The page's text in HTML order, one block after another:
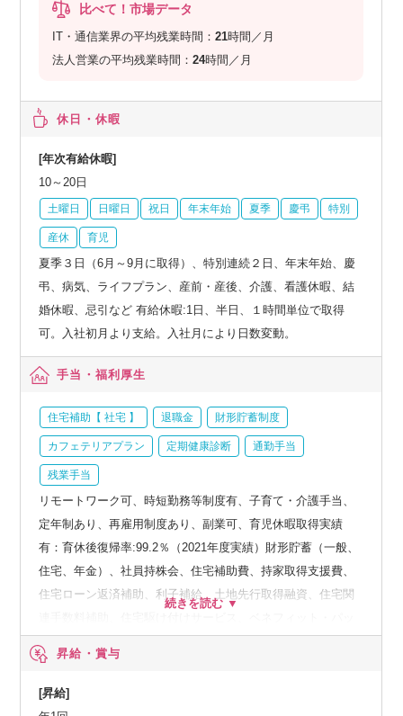
比べて！市場データ
IT・通信業界の平均残業時間：21時間／月
法人営業の平均残業時間：24時間／月
休日・休暇
[年次有給休暇]
10～20日
土曜日 日曜日 祝日 年末年始 夏季 慶弔 特別
産休 育児
夏季３日（6月～9月に取得）、特別連続２日、年末年始、慶
弔、病気、ライフプラン、産前・産後、介護、看護休暇、結
婚休暇、忌引など 有給休暇:1日、半日、１時間単位で取得
可。入社初月より支給。入社月により日数変動。
手当・福利厚生
住宅補助【 社宅 】 退職金 財形貯蓄制度
カフェテリアプラン 定期健康診断 通勤手当
残業手当
リモートワーク可、時短勤務等制度有、子育て・介護手当、
定年制あり、再雇用制度あり、副業可、育児休暇取得実績
有：育休後復帰率:99.2％（2021年度実績）財形貯蓄（一般、
住宅、年金）、社員持株会、住宅補助費、持家取得支援費、
住宅ローン返済補助、利子補給、土地先行取得融資、住宅関
介護支援サービス、結婚祝い金、弔慰料、災害見舞金など、
社員食堂、企業年金（企業年金基金、確定拠出年金）、電気
通信共済会(個人年金、遺児育英基金)
昇給・賞与
[昇給]